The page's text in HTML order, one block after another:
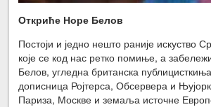
Откриће Норе Белов
Постоји и једно нешто раније искуство
које се код нас ретко помиње, а
Белов, угледна британска
дописница Ројтерса, Обсервера и
Париза, Москве и земаља источне